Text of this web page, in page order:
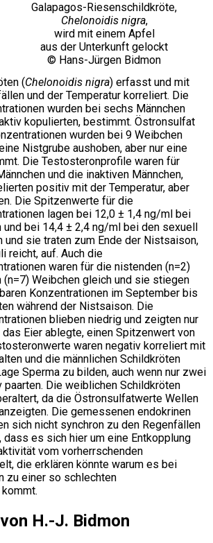
Galapagos-Riesenschildkröte,
Chelonoidis nigra,
wird mit einem Apfel
aus der Unterkunft gelockt
© Hans-Jürgen Bidmon
(Chelonoidis nigra) erfasst und mit
und der Temperatur korreliert. Die
wurden bei sechs Männchen
kopulierten, bestimmt. Östronsulfat
wurden bei 9 Weibchen
Nistgrube aushoben, aber nur eine
Die Testosteronprofile waren für
und die inaktiven Männchen,
positiv mit der Temperatur, aber
Die Spitzenwerte für die
lagen bei 12,0 ± 1,4 ng/ml bei
bei 14,4 ± 2,4 ng/ml bei den sexuell
und sie traten zum Ende der Nistsaison,
reicht, auf. Auch die
waren für die nistenden (n=2)
(n=7) Weibchen gleich und sie stiegen
Konzentrationen im September bis
während der Nistsaison. Die
blieben niedrig und zeigten nur
Eier ablegte, einen Spitzenwert von
waren negativ korreliert mit
und die männlichen Schildkröten
Sperma zu bilden, auch wenn nur zwei
paarten. Die weiblichen Schildkröten
da die Östronsulfatwerte Wellen
Die gemessenen endokrinen
sich nicht synchron zu den Regenfällen
dass es sich hier um eine Entkopplung
vom vorherrschenden
die erklären könnte warum es bei
zu einer so schlechten
H.-J. Bidmon